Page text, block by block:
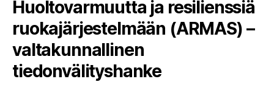
Huoltovarmuutta ja resilienssiä
ruokajärjestelmään (ARMAS) –
valtakunnallinen
tiedonvälityshanke